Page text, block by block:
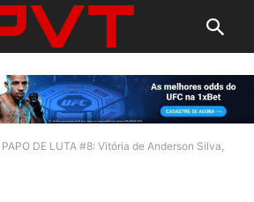
PAPO DE LUTA #8: Vitória de Anderson Silva,